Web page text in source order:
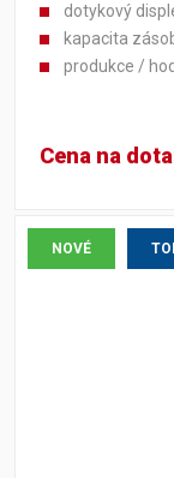
dotykový
kapacita
produkce /
Cena na
NOVÉ